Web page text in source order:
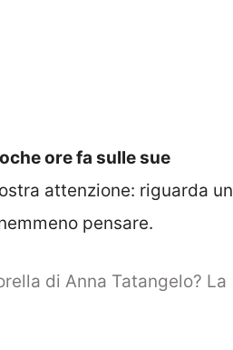
ore fa sulle sue
attenzione: riguarda un
pensare.
di Anna Tatangelo? La